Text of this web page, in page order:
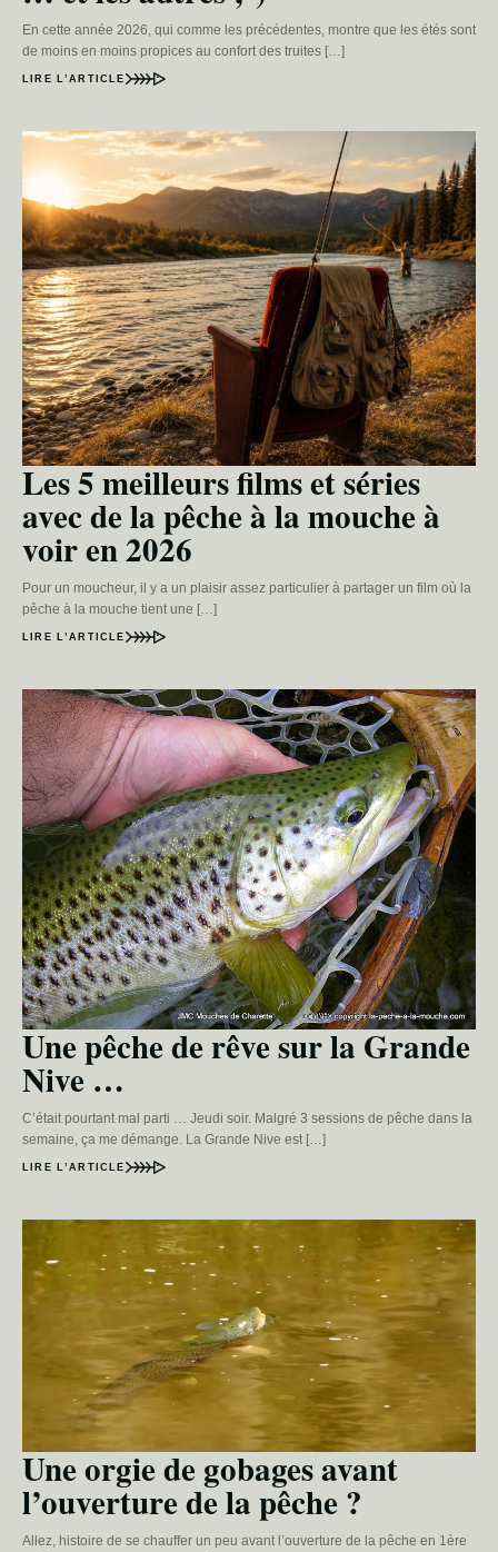
En cette année 2026, qui comme les précédentes, montre que les étés sont
de moins en moins propices au confort des truites […]
LIRE L’ARTICLE
Les 5 meilleurs films et séries
avec de la pêche à la mouche à
voir en 2026
Pour un moucheur, il y a un plaisir assez particulier à partager un film où la
pêche à la mouche tient une […]
LIRE L’ARTICLE
Une pêche de rêve sur la Grande
Nive …
C’était pourtant mal parti … Jeudi soir. Malgré 3 sessions de pêche dans la
semaine, ça me démange. La Grande Nive est […]
LIRE L’ARTICLE
Une orgie de gobages avant
l’ouverture de la pêche ?
Allez, histoire de se chauffer un peu avant l’ouverture de la pêche en 1ère